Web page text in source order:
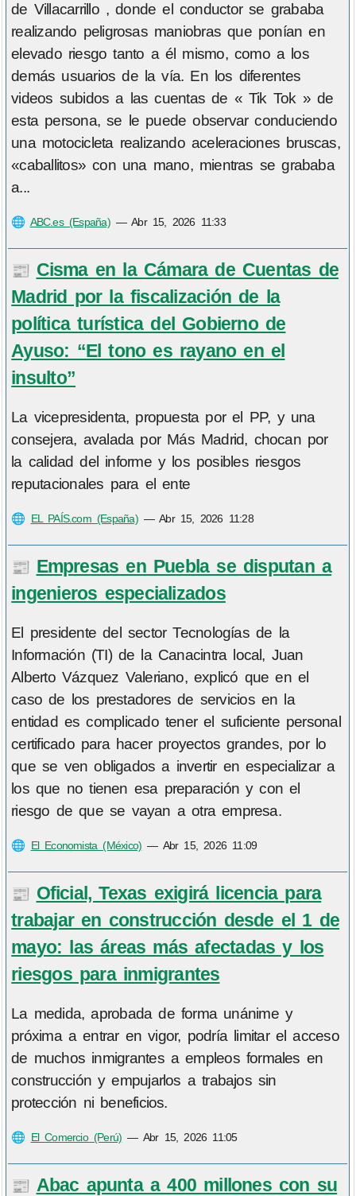
de Villacarrillo , donde el conductor se grababa
realizando peligrosas maniobras que ponían en
elevado riesgo tanto a él mismo, como a los
demás usuarios de la vía. En los diferentes
videos subidos a las cuentas de « Tik Tok » de
esta persona, se le puede observar conduciendo
una motocicleta realizando aceleraciones bruscas,
«caballitos» con una mano, mientras se grababa
a...
🌐 ABC.es (España)—Abr 15, 2026 11:33
📰 Cisma en la Cámara de Cuentas de
Madrid por la fiscalización de la
política turística del Gobierno de
Ayuso: “El tono es rayano en el
insulto”
La vicepresidenta, propuesta por el PP, y una
consejera, avalada por Más Madrid, chocan por
la calidad del informe y los posibles riesgos
reputacionales para el ente
🌐 EL PAÍS.com (España)—Abr 15, 2026 11:28
📰 Empresas en Puebla se disputan a
ingenieros especializados
El presidente del sector Tecnologías de la
Información (TI) de la Canacintra local, Juan
Alberto Vázquez Valeriano, explicó que en el
caso de los prestadores de servicios en la
entidad es complicado tener el suficiente personal
certificado para hacer proyectos grandes, por lo
que se ven obligados a invertir en especializar a
los que no tienen esa preparación y con el
riesgo de que se vayan a otra empresa.
🌐 El Economista (México) — Abr 15, 2026 11:09
📰 Oficial, Texas exigirá licencia para
trabajar en construcción desde el 1 de
mayo: las áreas más afectadas y los
riesgos para inmigrantes
La medida, aprobada de forma unánime y
próxima a entrar en vigor, podría limitar el acceso
de muchos inmigrantes a empleos formales en
construcción y empujarlos a trabajos sin
protección ni beneficios.
🌐 El Comercio (Perú) — Abr 15, 2026 11:05
📰 Abac apunta a 400 millones con su